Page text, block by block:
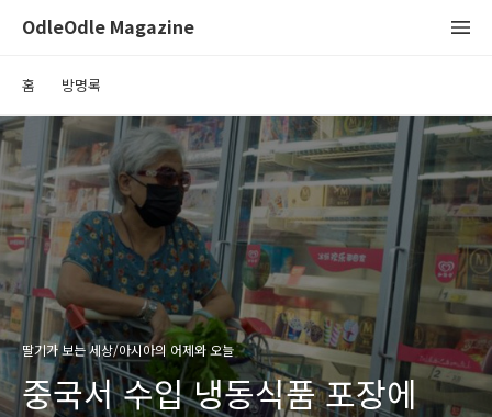
OdleOdle Magazine
홈 방명록
딸기가 보는 세상/아시아의 어제와 오늘
중국서 수입 냉동식품 포장에